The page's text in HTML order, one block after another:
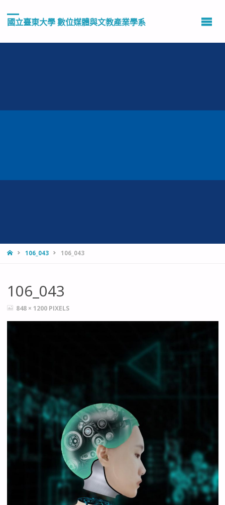
國立臺東大學 數位媒體與文教產業學系
HOME106_043 106_043
106_043
FULL848 × 1200 PIXELS